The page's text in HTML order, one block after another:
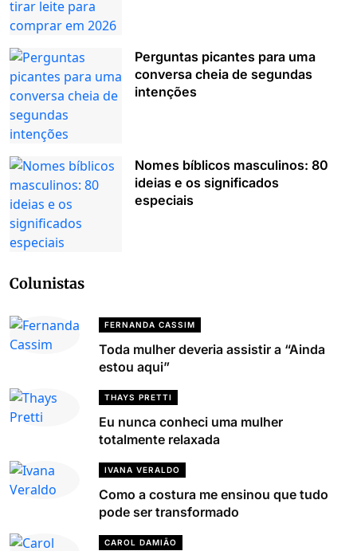
Perguntas picantes para uma
conversa cheia de segundas
intenções
Nomes bíblicos masculinos: 80
ideias e os significados
especiais
Colunistas
FERNANDA CASSIM
Toda mulher deveria assistir a “Ainda
estou aqui”
THAYS PRETTI
Eu nunca conheci uma mulher
totalmente relaxada
IVANA VERALDO
Como a costura me ensinou que tudo
pode ser transformado
CAROL DAMIÃO